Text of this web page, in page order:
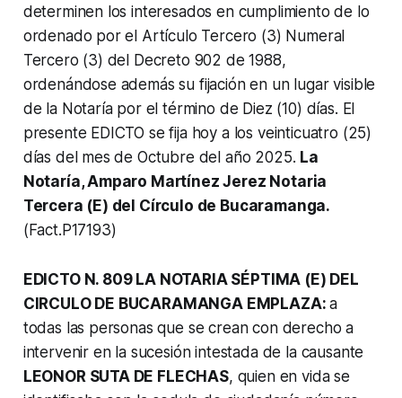
determinen los interesados en cumplimiento de lo
ordenado por el Artículo Tercero (3) Numeral
Tercero (3) del Decreto 902 de 1988,
ordenándose además su fijación en un lugar visible
de la Notaría por el término de Diez (10) días. El
presente EDICTO se fija hoy a los veinticuatro (25)
días del mes de Octubre del año 2025. La
Notaría, Amparo Martínez Jerez Notaria
Tercera (E) del Círculo de Bucaramanga.
(Fact.P17193)
EDICTO N. 809 LA NOTARIA SÉPTIMA (E) DEL
CIRCULO DE BUCARAMANGA EMPLAZA:a
todas las personas que se crean con derecho a
intervenir en la sucesión intestada de la causante
LEONOR SUTA DE FLECHAS, quien en vida se